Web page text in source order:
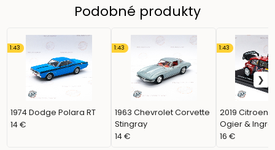
Podobné produkty
1974 Dodge Polara RT
1:43
14 €
1963 Chevrolet Corvette
Stingray
1:43
14 €
2019 Citroen
Ogier &
Monte Carlo
1:43
16 €